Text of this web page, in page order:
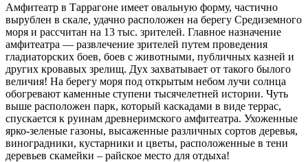
Амфитеатр в Таррагоне имеет овальную форму, частично
вырублен в скале, удачно расположен на берегу Средиземного
моря и рассчитан на 13 тыс. зрителей. Главное назначение
амфитеатра — развлечение зрителей путем проведения
гладиаторских боев, боев с животными, публичных казней и
других кровавых зрелищ. Дух захватывает от такого былого
величия! На берегу моря под открытым небом лучи солнца
обогревают каменные ступени тысячелетней истории. Чуть
выше расположен парк, который каскадами в виде террас,
спускается к руинам древнеримского амфитеатра. Ухоженные
ярко-зеленые газоны, высаженные различных сортов деревья,
виноградники, кустарники и цветы, расположенные в тени
деревьев скамейки – райское место для отдыха!